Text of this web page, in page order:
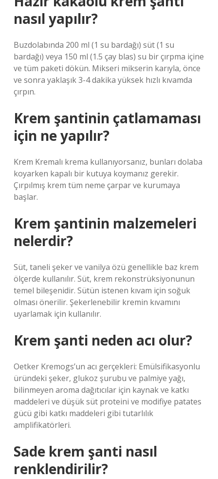
nasıl yapılır?
Buzdolabında 200 ml (1 su bardağı) süt (1 su
bardağı) veya 150 ml (1.5 çay blas) su bir çırpma içine
ve tüm paketi dökün. Mikseri mikserin karıyla, önce
ve sonra yaklaşık 3-4 dakika yüksek hızlı kıvamda
çırpın.
Krem şantinin çatlamaması
için ne yapılır?
Krem Kremalı krema kullanıyorsanız, bunları dolaba
koyarken kapalı bir kutuya koymanız gerekir.
Çırpılmış krem ​​tüm neme çarpar ve kurumaya
başlar.
Krem şantinin malzemeleri
nelerdir?
Süt, taneli şeker ve vanilya özü genellikle baz krem ​​
ölçerde kullanılır. Süt, krem ​​rekonstrüksiyonunun
temel bileşenidir. Sütün istenen kıvam için soğuk
olması önerilir. Şekerlenebilir kremin kıvamını
uyarlamak için kullanılır.
Krem şanti neden acı olur?
Oetker Kremogs’un acı gerçekleri: Emülsifikasyonlu
üründeki şeker, glukoz şurubu ve palmiye yağı,
bilinmeyen aroma dağıtıcılar için kaynak ve katkı
maddeleri ve düşük süt proteini ve modifiye patates
gücü gibi katkı maddeleri gibi tutarlılık
amplifikatörleri.
Sade krem şanti nasıl
renklendirilir?